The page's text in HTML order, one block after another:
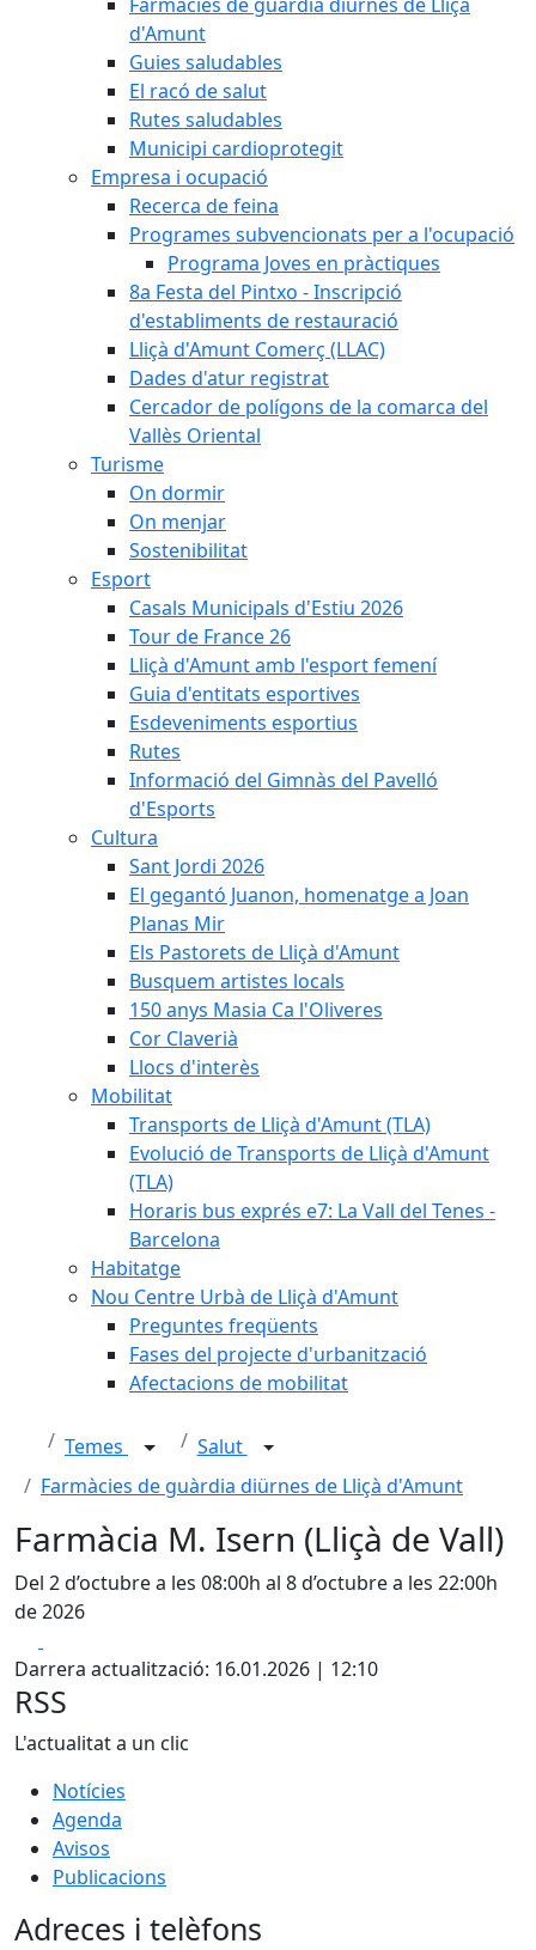
d'Amunt
Guies saludables
El racó de salut
Rutes saludables
Municipi cardioprotegit
Empresa i ocupació
Recerca de feina
Programes subvencionats per a l'ocupació
Programa Joves en pràctiques
8a Festa del Pintxo - Inscripció
d'establiments de restauració
Lliçà d'Amunt Comerç (LLAC)
Dades d'atur registrat
Cercador de polígons de la comarca del
Vallès Oriental
Turisme
On dormir
On menjar
Sostenibilitat
Esport
Casals Municipals d'Estiu 2026
Tour de France 26
Lliçà d'Amunt amb l'esport femení
Guia d'entitats esportives
Esdeveniments esportius
Rutes
Informació del Gimnàs del Pavelló
d'Esports
Cultura
Sant Jordi 2026
El gegantó Juanon, homenatge a Joan
Planas Mir
Els Pastorets de Lliçà d'Amunt
Busquem artistes locals
150 anys Masia Ca l'Oliveres
Cor Claverià
Llocs d'interès
Mobilitat
Transports de Lliçà d'Amunt (TLA)
Evolució de Transports de Lliçà d'Amunt
(TLA)
Horaris bus exprés e7: La Vall del Tenes -
Barcelona
Habitatge
Nou Centre Urbà de Lliçà d'Amunt
Preguntes freqüents
Fases del projecte d'urbanització
Afectacions de mobilitat
Temes
Salut
Farmàcies de guàrdia diürnes de Lliçà d'Amunt
Farmàcia M. Isern (Lliçà de Vall)
Del 2 d’octubre a les 08:00h al 8 d’octubre a les 22:00h
de 2026
Darrera actualització: 16.01.2026 | 12:10
RSS
L'actualitat a un clic
Notícies
Agenda
Avisos
Publicacions
Adreces i telèfons